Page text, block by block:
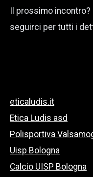
Il prossimo incontro?
seguirci per tutti i
eticaludis.it
Etica Ludis asd
Polisportiva
Uisp Bologna
Calcio UISP Bologna